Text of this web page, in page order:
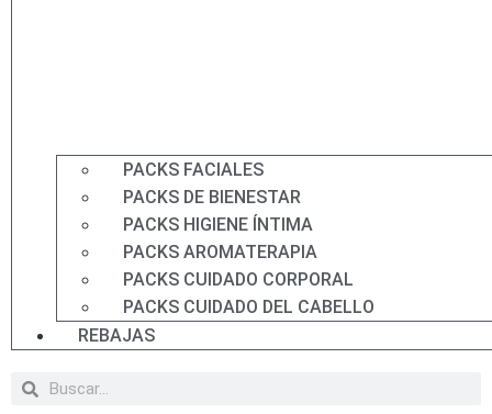
PACKS FACIALES
PACKS DE BIENESTAR
PACKS HIGIENE ÍNTIMA
PACKS AROMATERAPIA
PACKS CUIDADO CORPORAL
PACKS CUIDADO DEL CABELLO
REBAJAS